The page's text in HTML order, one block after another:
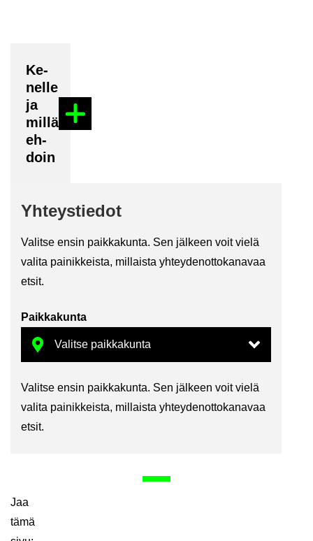
Ke­
nel­le
ja
millä
eh­
doin
Yh­teys­tie­dot
Va­lit­se ensin paik­ka­kun­ta. Sen jäl­keen voit vielä
va­li­ta pai­nik­keis­ta, mil­lais­ta yh­tey­den­ot­to­ka­na­vaa
etsit.
Paik­ka­kun­ta
Va­lit­se ensin paik­ka­kun­ta. Sen jäl­keen voit vielä
va­li­ta pai­nik­keis­ta, mil­lais­ta yh­tey­den­ot­to­ka­na­vaa
etsit.
Jaa
tämä